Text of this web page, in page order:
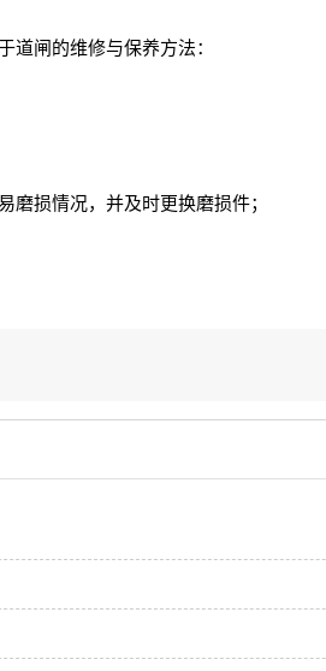
道闸的维修与保养方法：
损情况，并及时更换磨损件；